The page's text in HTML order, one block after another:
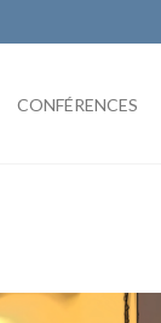
CONFÉRENCES